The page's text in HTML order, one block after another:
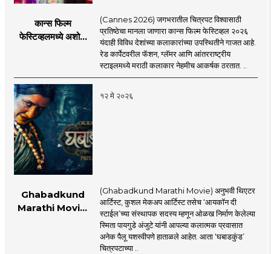
कान्स फिल्म
फेस्टिव्हलमध्ये अशोक
रेड कार्पेट लूक
(Cannes 2026) जगभरातील चित्रपट विश्वासाठी
प्रतिष्ठेचा मानला जाणारा कान्स फिल्म फेस्टिव्हल २०२६
यंदाही विविध देशांच्या कलाकारांच्या उपस्थितीने गाजत आहे.
रेड कार्पेटवरील फॅशन, ग्लॅमर आणि आंतरराष्ट्रीय
स्टाइलमध्ये मराठी कलाकार नेहमीच आकर्षक ठरतात. ..
१२ मे २०२६
Ghabadkund
Marathi Movie:
(Ghabadkund Marathi Movie) अनुभवी थिएटर
आर्टिस्ट, कुशल मेकअप आर्टिस्ट तसेच ‘आयकॉन दी
स्टाईल’च्या संस्थापक सदस्य म्हणून ओळख निर्माण केलेल्या
स्मिता पायगुडे अंजुटे यांनी आपल्या कलात्मक प्रवासात
अनेक पैलू यशस्वीपणे हाताळले आहेत. आता ‘घबाडकुंड’
चित्रपटाच्या ..